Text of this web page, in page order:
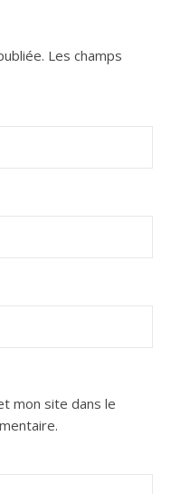
Les champs
mon site dans le